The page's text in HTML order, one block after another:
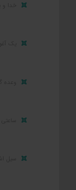
یک
وعده